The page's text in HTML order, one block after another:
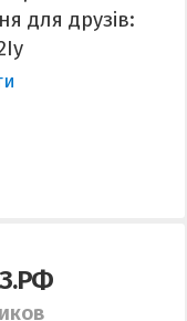
для друзів: